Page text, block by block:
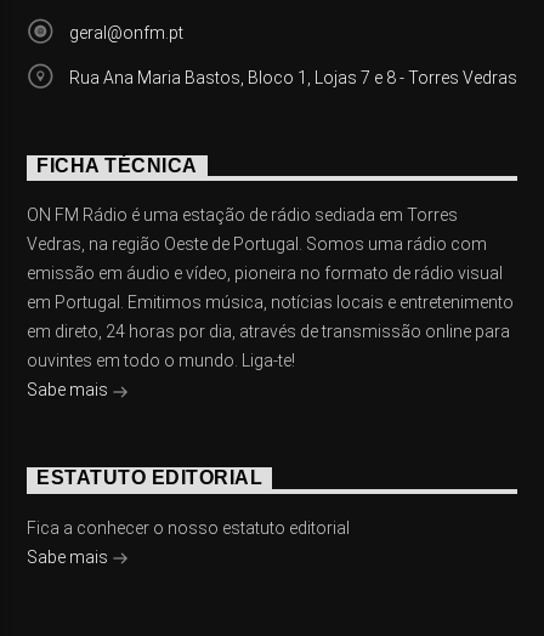
geral@onfm.pt
Rua Ana Maria Bastos, Bloco 1, Lojas 7 e 8 - Torres Vedras
FICHA TÉCNICA
ON FM Rádio é uma estação de rádio sediada em Torres
Vedras, na região Oeste de Portugal. Somos uma rádio com
emissão em áudio e vídeo, pioneira no formato de rádio visual
em Portugal. Emitimos música, notícias locais e entretenimento
em direto, 24 horas por dia, através de transmissão online para
ouvintes em todo o mundo. Liga-te!
Sabe mais
ESTATUTO EDITORIAL
Fica a conhecer o nosso estatuto editorial
Sabe mais